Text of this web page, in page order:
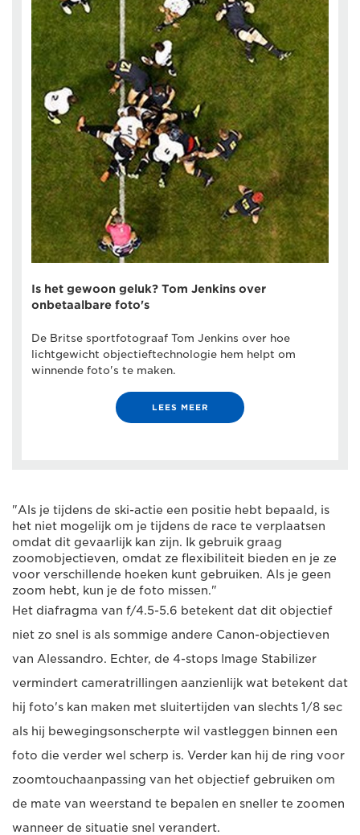
Is het gewoon geluk? Tom Jenkins over
onbetaalbare foto's
De Britse sportfotograaf Tom Jenkins over hoe
lichtgewicht objectieftechnologie hem helpt om
winnende foto's te maken.
LEES MEER
"Als je tijdens de ski-actie een positie hebt bepaald, is
het niet mogelijk om je tijdens de race te verplaatsen
omdat dit gevaarlijk kan zijn. Ik gebruik graag
zoomobjectieven, omdat ze flexibiliteit bieden en je ze
voor verschillende hoeken kunt gebruiken. Als je geen
zoom hebt, kun je de foto missen."
Het diafragma van f/4.5-5.6 betekent dat dit objectief
niet zo snel is als sommige andere Canon-objectieven
van Alessandro. Echter, de 4-stops Image Stabilizer
vermindert cameratrillingen aanzienlijk wat betekent dat
hij foto's kan maken met sluitertijden van slechts 1/8 sec
als hij bewegingsonscherpte wil vastleggen binnen een
foto die verder wel scherp is. Verder kan hij de ring voor
zoomtouchaanpassing van het objectief gebruiken om
de mate van weerstand te bepalen en sneller te zoomen
wanneer de situatie snel verandert.